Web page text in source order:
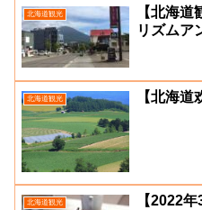
北海道観光
【北海
リズムア
北海道観光 【北海
北海道観光
【2022